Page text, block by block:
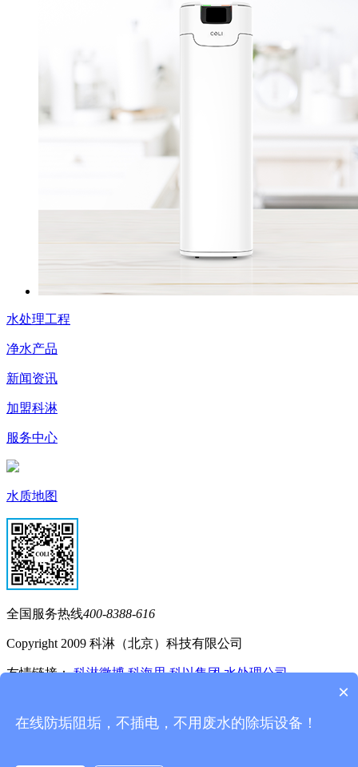
水处理工程
净水产品
新闻资讯
加盟科淋
服务中心
水质地图
全国服务热线400-8388-616
Copyright 2009 科淋（北京）科技有限公司
友情链接： 科淋微博科海思科以集团水处理公司
×
在线防垢阻垢，不插电，不用废水的除垢设备！